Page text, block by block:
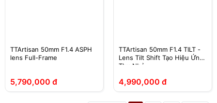
TTArtisan 50mm F1.4 ASPH
lens Full-Frame
5,790,000 đ
TTArtisan 50mm F1.4 TILT -
Lens Tilt Shift Tạo Hiệu Ứng
Thu Nhỏ
4,990,000 đ